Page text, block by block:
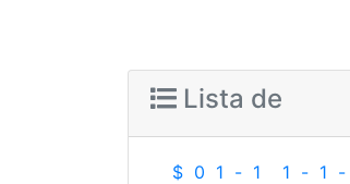
Lista de
$ 0 1 - 1 1 - 1 -